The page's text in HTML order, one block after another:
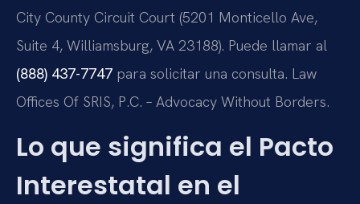
City County Circuit Court (5201 Monticello Ave,
Suite 4, Williamsburg, VA 23188). Puede llamar al
(888) 437-7747 para solicitar una consulta. Law
Offices Of SRIS, P.C. – Advocacy Without Borders.
Lo que significa el Pacto
Interestatal en el